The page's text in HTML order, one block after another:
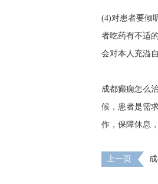
(4)对患者要倾
者吃药有不适
会对本人充溢
成都癫痫怎么
候，患者是需
作，保障休息
上一页